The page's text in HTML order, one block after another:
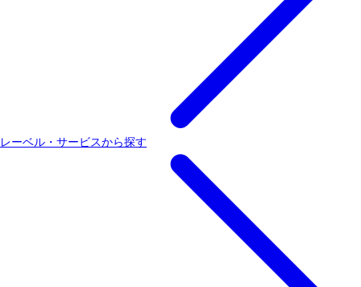
レーベル・サービスから探す